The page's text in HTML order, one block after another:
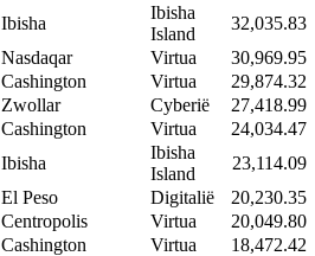
Ibisha
Ibisha
Island
32,035.83
Nasdaqar Virtua
30,969.95
Cashington Virtua
29,874.32
Zwollar Cyberië
27,418.99
Cashington Virtua
24,034.47
Ibisha
Ibisha
Island
23,114.09
El Peso Digitalië
20,230.35
Centropolis Virtua
20,049.80
Cashington Virtua
18,472.42